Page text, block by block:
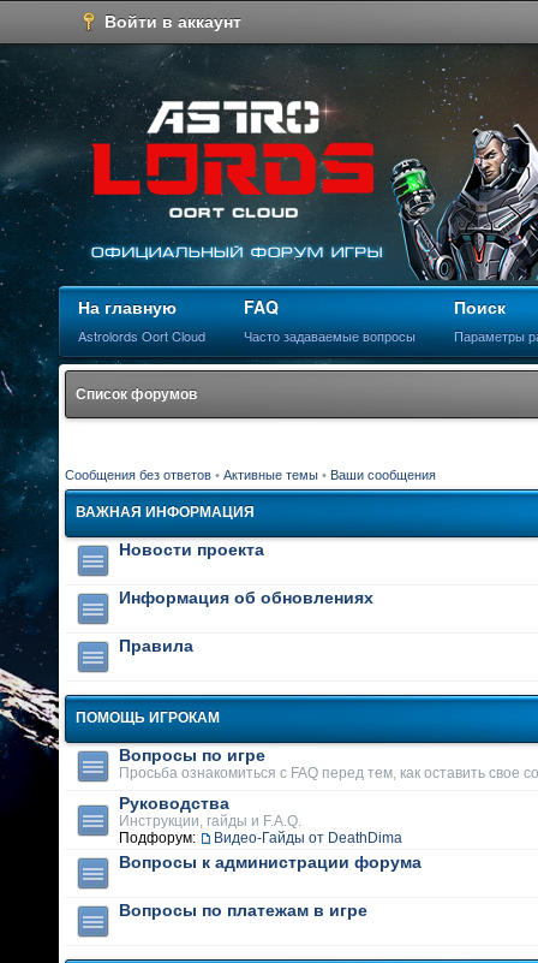
Войти в аккаунт
На главную
Astrolords Oort Cloud
FAQ
Часто задаваемые вопросы
Поиск
Параметры
Список форумов
Сообщения без ответов • Активные темы • Ваши сообщения
ВАЖНАЯ ИНФОРМАЦИЯ
Новости проекта
Информация об обновлениях
Правила
ПОМОЩЬ ИГРОКАМ
Вопросы по игре
Просьба ознакомиться с FAQ перед тем, как оставить свое
Руководства
Инструкции, гайды и F.A.Q.
Подфорум:
Видео-Гайды от DeathDima
Вопросы к администрации форума
Вопросы по платежам в игре